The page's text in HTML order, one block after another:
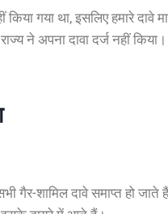
गया था, इसलिए हमारे दावे
ने अपना दावा दर्ज नहीं
गैर-शामिल दावे समाप्त हो जाते